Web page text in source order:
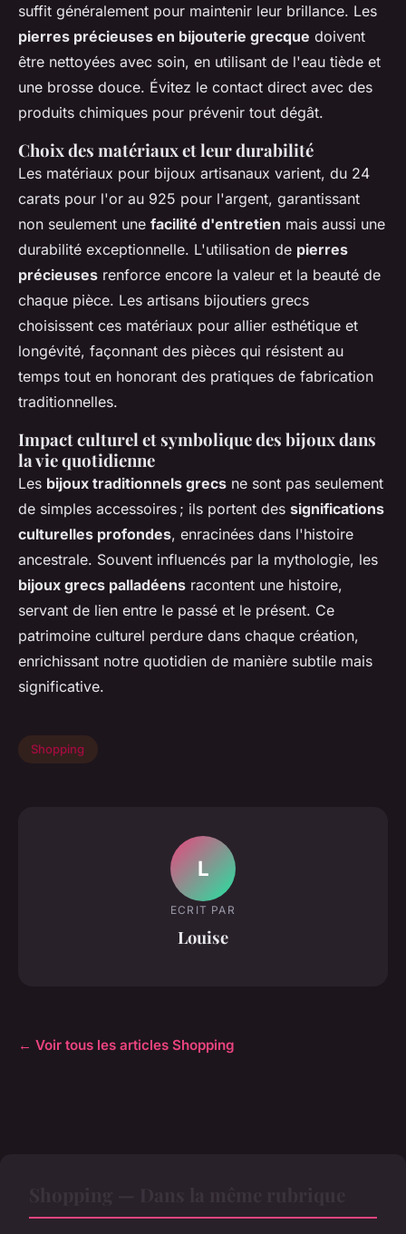
suffit généralement pour maintenir leur brillance. Les
pierres précieuses en bijouterie grecque doivent
être nettoyées avec soin, en utilisant de l'eau tiède et
une brosse douce. Évitez le contact direct avec des
produits chimiques pour prévenir tout dégât.
Choix des matériaux et leur durabilité
Les matériaux pour bijoux artisanaux varient, du 24
carats pour l'or au 925 pour l'argent, garantissant
non seulement une facilité d'entretien mais aussi une
durabilité exceptionnelle. L'utilisation de pierres
précieuses renforce encore la valeur et la beauté de
chaque pièce. Les artisans bijoutiers grecs
choisissent ces matériaux pour allier esthétique et
longévité, façonnant des pièces qui résistent au
temps tout en honorant des pratiques de fabrication
traditionnelles.
Impact culturel et symbolique des bijoux dans
la vie quotidienne
Les bijoux traditionnels grecs ne sont pas seulement
de simples accessoires ; ils portent des significations
culturelles profondes, enracinées dans l'histoire
ancestrale. Souvent influencés par la mythologie, les
bijoux grecs palladéens racontent une histoire,
servant de lien entre le passé et le présent. Ce
patrimoine culturel perdure dans chaque création,
enrichissant notre quotidien de manière subtile mais
significative.
Shopping
L
ECRIT PAR
Louise
← Voir tous les articles Shopping